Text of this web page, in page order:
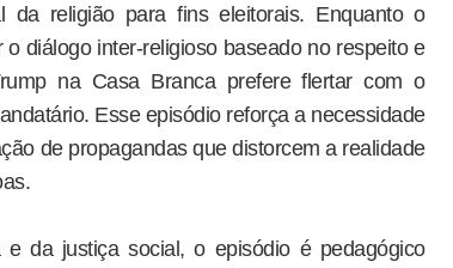
da religião para fins eleitorais. Enquanto o
diálogo inter-religioso baseado no respeito e
na Casa Branca prefere flertar com o
Esse episódio reforça a necessidade
de propagandas que distorcem a realidade
da justiça social, o episódio é pedagógico